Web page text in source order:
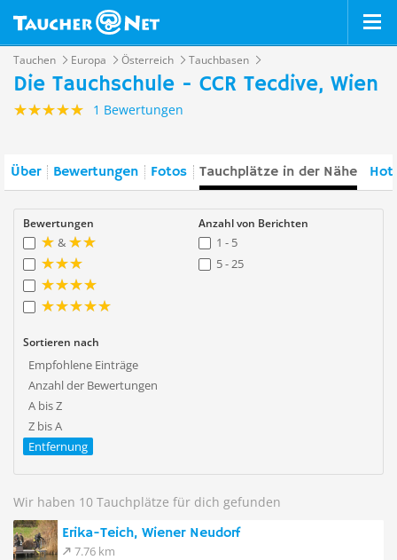
Tauchen Europa Österreich Tauchbasen
Die Tauchschule - CCR Tecdive, Wien
1 Bewertungen
Über Bewertungen Fotos Tauchplätze in der Nähe
Bewertungen
&
Anzahl von Berichten
1 - 5
5 - 25
Sortieren nach
Empfohlene Einträge
Anzahl der Bewertungen
A bis Z
Z bis A
Entfernung
Wir haben 10 Tauchplätze für dich gefunden
Erika-Teich, Wiener Neudorf
7.76 km